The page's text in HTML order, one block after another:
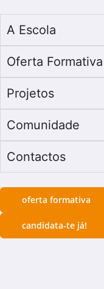
A Escola
Oferta Formativa
Projetos
Comunidade
Contactos
oferta formativa
candidata-te já!